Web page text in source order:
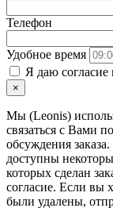
Телефон
Удобное время
Я даю согласие
×
Мы (Leonis)
связаться с Вами
обсуждения
доступны
которых сделан
согласие. Если вы
были удалены,